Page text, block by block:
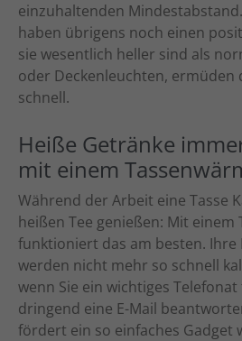
einzuhaltenden
haben übrigens noch einen
sie wesentlich heller sind als
oder Deckenleuchten, ermüden
schnell.
Heiße Getränke
mit einem
Während der Arbeit eine Tasse
heißen Tee genießen: Mit einem
funktioniert das am besten. Ihre
werden nicht mehr so schnell
wenn Sie ein wichtiges
dringend eine E-Mail
fördert ein so einfaches Gadget